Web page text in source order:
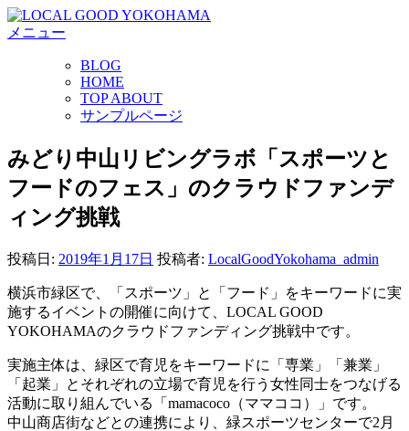
コ
ン
キ
ッ
プ
メニュー
BLOG
HOME
TOP ABOUT
サンプルページ
みどり中山リビングラボ「スポーツと
フードのフェス」のクラウドファンデ
ィング挑戦
投稿日: 2019年1月17日 投稿者: LocalGoodYokohama_admin
横浜市緑区で、「スポーツ」と「フード」をキーワードに実
施するイベントの開催に向けて、LOCAL GOOD
YOKOHAMAのクラウドファンディング挑戦中です。
実施主体は、緑区で育児をキーワードに「専業」「兼業」
「起業」とそれぞれの立場で育児を行う女性同士をつなげる
活動に取り組んでいる「mamacoco（ママココ）」です。
中山商店街などとの連携により、緑スポーツセンターで2月